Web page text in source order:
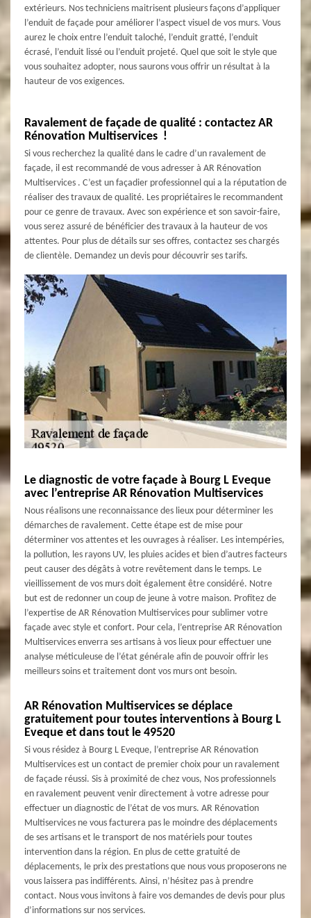
extérieurs. Nos techniciens maitrisent plusieurs façons d’appliquer
l’enduit de façade pour améliorer l’aspect visuel de vos murs. Vous
aurez le choix entre l’enduit taloché, l’enduit gratté, l’enduit
écrasé, l’enduit lissé ou l’enduit projeté. Quel que soit le style que
vous souhaitez adopter, nous saurons vous offrir un résultat à la
hauteur de vos exigences.
Ravalement de façade de qualité : contactez AR
Rénovation Multiservices !
Si vous recherchez la qualité dans le cadre d’un ravalement de
façade, il est recommandé de vous adresser à AR Rénovation
Multiservices . C’est un façadier professionnel qui a la réputation de
réaliser des travaux de qualité. Les propriétaires le recommandent
pour ce genre de travaux. Avec son expérience et son savoir-faire,
vous serez assuré de bénéficier des travaux à la hauteur de vos
attentes. Pour plus de détails sur ses offres, contactez ses chargés
de clientèle. Demandez un devis pour découvrir ses tarifs.
Le diagnostic de votre façade à Bourg L Eveque
avec l’entreprise AR Rénovation Multiservices
Nous réalisons une reconnaissance des lieux pour déterminer les
démarches de ravalement. Cette étape est de mise pour
déterminer vos attentes et les ouvrages à réaliser. Les intempéries,
la pollution, les rayons UV, les pluies acides et bien d’autres facteurs
peut causer des dégâts à votre revêtement dans le temps. Le
vieillissement de vos murs doit également être considéré. Notre
but est de redonner un coup de jeune à votre maison. Profitez de
l’expertise de AR Rénovation Multiservices pour sublimer votre
façade avec style et confort. Pour cela, l’entreprise AR Rénovation
Multiservices enverra ses artisans à vos lieux pour effectuer une
analyse méticuleuse de l’état générale afin de pouvoir offrir les
meilleurs soins et traitement dont vos murs ont besoin.
AR Rénovation Multiservices se déplace
gratuitement pour toutes interventions à Bourg L
Eveque et dans tout le 49520
Si vous résidez à Bourg L Eveque, l’entreprise AR Rénovation
Multiservices est un contact de premier choix pour un ravalement
de façade réussi. Sis à proximité de chez vous, Nos professionnels
en ravalement peuvent venir directement à votre adresse pour
effectuer un diagnostic de l’état de vos murs. AR Rénovation
Multiservices ne vous facturera pas le moindre des déplacements
de ses artisans et le transport de nos matériels pour toutes
intervention dans la région. En plus de cette gratuité de
déplacements, le prix des prestations que nous vous proposerons ne
vous laissera pas indifférents. Ainsi, n’hésitez pas à prendre
contact. Nous vous invitons à faire vos demandes de devis pour plus
d’informations sur nos services.